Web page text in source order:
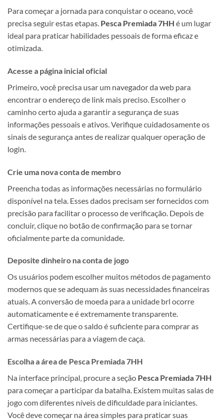
Para começar a jornada para conquistar o oceano, você
precisa seguir estas etapas. Pesca Premiada 7HH é um lugar
ideal para praticar habilidades pessoais de forma eficaz e
otimizada.
Acesse a página inicial oficial
Primeiro, você precisa usar um navegador da web para
encontrar o endereço de link mais preciso. Escolher o
caminho certo ajuda a garantir a segurança de suas
informações pessoais e ativos. Verifique cuidadosamente os
sinais de segurança antes de realizar qualquer operação de
login.
Crie uma nova conta de membro
Preencha todas as informações necessárias no formulário
disponível na tela. Esses dados precisam ser fornecidos com
precisão para facilitar o processo de verificação. Depois de
concluir, clique no botão de confirmação para se tornar
oficialmente parte da comunidade.
Deposite dinheiro na conta de jogo
Os usuários podem escolher muitos métodos de pagamento
modernos que se adequam às suas necessidades financeiras
atuais. A conversão de moeda para a unidade brl ocorre
automaticamente e é extremamente transparente.
Certifique-se de que o saldo é suficiente para comprar as
armas necessárias para a viagem de caça.
Escolha a área de Pesca Premiada 7HH
Na interface principal, procure a seção Pesca Premiada 7HH
para começar a participar da batalha. Existem muitas salas de
jogo com diferentes níveis de dificuldade para iniciantes.
Você deve começar na área simples para praticar suas